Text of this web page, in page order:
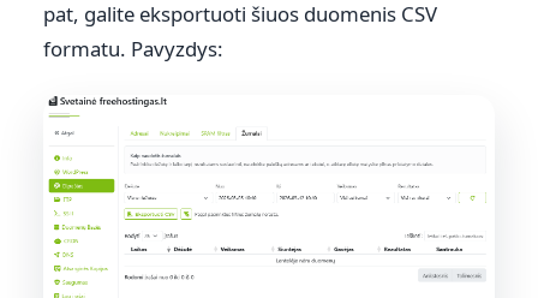
pat, galite eksportuoti šiuos duomenis CSV
formatu. Pavyzdys: